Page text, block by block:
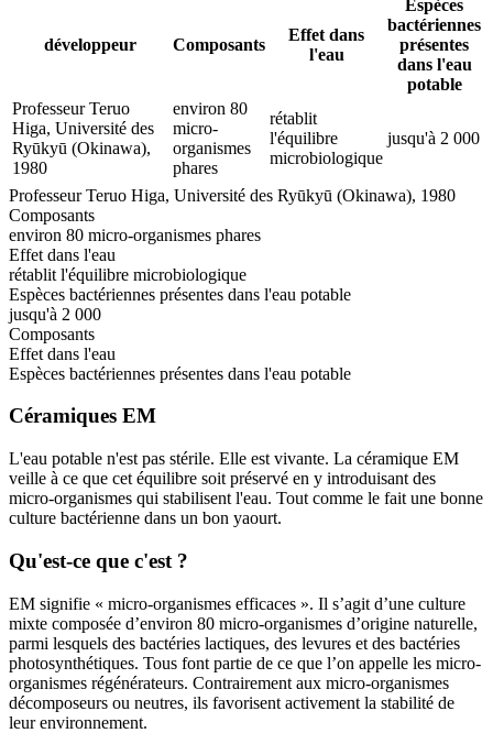
développeur Composants
Effet dans
l'eau
Espèces
bactériennes
présentes
dans l'eau
potable
Professeur Teruo
Higa, Université des
Ryūkyū (Okinawa),
1980
environ 80
micro-
organismes
phares
rétablit
l'équilibre
microbiologique
jusqu'à 2 000
Professeur Teruo Higa, Université des Ryūkyū (Okinawa), 1980
Composants
environ 80 micro-organismes phares
Effet dans l'eau
rétablit l'équilibre microbiologique
Espèces bactériennes présentes dans l'eau potable
jusqu'à 2 000
Composants
Effet dans l'eau
Espèces bactériennes présentes dans l'eau potable
Céramiques EM
L'eau potable n'est pas stérile. Elle est vivante. La céramique EM
veille à ce que cet équilibre soit préservé en y introduisant des
micro-organismes qui stabilisent l'eau. Tout comme le fait une bonne
culture bactérienne dans un bon yaourt.
Qu'est-ce que c'est ?
EM signifie « micro-organismes efficaces ». Il s’agit d’une culture
mixte composée d’environ 80 micro-organismes d’origine naturelle,
parmi lesquels des bactéries lactiques, des levures et des bactéries
photosynthétiques. Tous font partie de ce que l’on appelle les micro-
organismes régénérateurs. Contrairement aux micro-organismes
décomposeurs ou neutres, ils favorisent activement la stabilité de
leur environnement.